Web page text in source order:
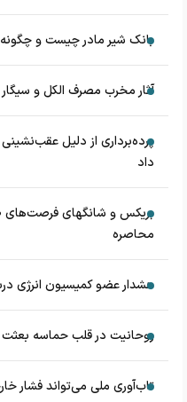
بانک شیر مادر چیست و
آثار مخرب مصرف الکل و سیگار
پرده‌برداری از دلیل عقب‌نشینی
داد
بریکس و شانگهای فرصت‌های
محاصره
هشدار عضو کمیسیون انرژی
روحانیت در قلب حماسه
تاب‌آوری ملی می‌تواند فشار